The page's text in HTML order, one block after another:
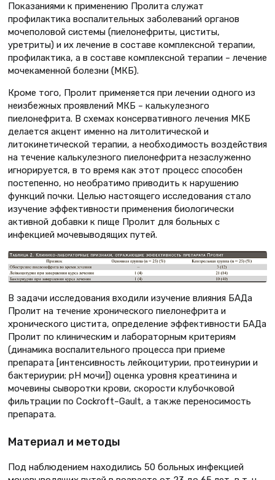
Показаниями к применению Пролита служат
профилактика воспалительных заболеваний органов
мочеполовой системы (пиелонефриты, циститы,
уретриты) и их лечение в составе комплексной терапии,
профилактика, а в составе комплексной терапии – лечение
мочекаменной болезни (МКБ).
Кроме того, Пролит применяется при лечении одного из
неизбежных проявлений МКБ – калькулезного
пиелонефрита. В схемах консервативного лечения МКБ
делается акцент именно на литолитической и
литокинетической терапии, а необходимость воздействия
на течение калькулезного пиелонефрита незаслуженно
игнорируется, в то время как этот процесс способен
постепенно, но необратимо приводить к нарушению
функций почки. Целью настоящего исследования стало
изучение эффективности применения биологически
активной добавки к пище Пролит для больных с
инфекцией мочевыводящих путей.
В задачи исследования входили изучение влияния БАДа
Пролит на течение хронического пиелонефрита и
хронического цистита, определение эффективности БАДа
Пролит по клиническим и лабораторным критериям
(динамика воспалительного процесса при приеме
препарата [интенсивность лейкоцитурии, протеинурии и
бактериурии; pH мочи]) оценка уровня креатинина и
мочевины сыворотки крови, скорости клубочковой
фильтрации по Cockroft–Gault, а также переносимость
препарата.
Материал и методы
Под наблюдением находились 50 больных инфекцией